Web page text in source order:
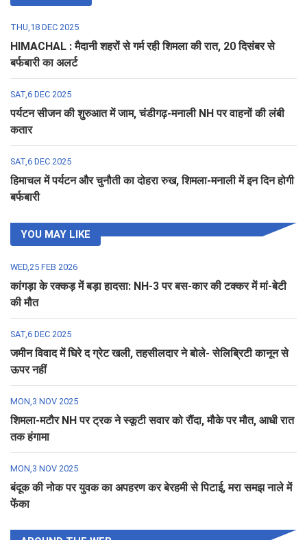
THU,18 DEC 2025
HIMACHAL : मैदानी शहरों से गर्म रही शिमला की रात, 20 दिसंबर से
बर्फबारी का अलर्ट
SAT,6 DEC 2025
पर्यटन सीजन की शुरुआत में जाम, चंडीगढ़-मनाली NH पर वाहनों की लंबी
कतार
SAT,6 DEC 2025
हिमाचल में पर्यटन और चुनौती का दोहरा रुख, शिमला-मनाली में इन दिन होगी
बर्फबारी
YOU MAY LIKE
WED,25 FEB 2026
कांगड़ा के रक्कड़ में बड़ा हादसा: NH-3 पर बस-कार की टक्कर में मां-बेटी
की मौत
SAT,6 DEC 2025
जमीन विवाद में घिरे द ग्रेट खली, तहसीलदार ने बोले- सेलिब्रिटी कानून से
ऊपर नहीं
MON,3 NOV 2025
शिमला-मटौर NH पर ट्रक ने स्कूटी सवार को रौंदा, मौके पर मौत, आधी रात
तक हंगामा
MON,3 NOV 2025
बंदूक की नोक पर युवक का अपहरण कर बेरहमी से पिटाई, मरा समझ नाले में
फेंका